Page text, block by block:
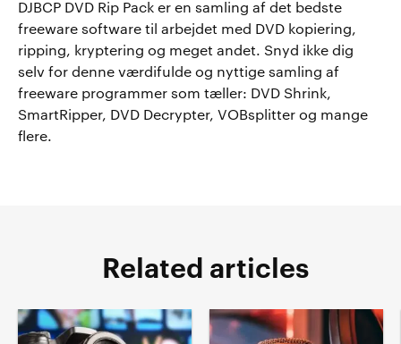
DJBCP DVD Rip Pack er en samling af det bedste
freeware software til arbejdet med DVD kopiering,
ripping, kryptering og meget andet. Snyd ikke dig
selv for denne værdifulde og nyttige samling af
freeware programmer som tæller: DVD Shrink,
SmartRipper, DVD Decrypter, VOBsplitter og mange
flere.
Related articles